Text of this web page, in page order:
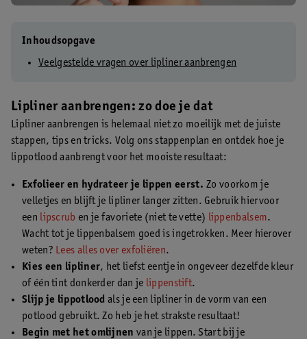
Inhoudsopgave
Veelgestelde vragen over lipliner aanbrengen
Lipliner aanbrengen: zo doe je dat
Lipliner aanbrengen is helemaal niet zo moeilijk met de juiste
stappen, tips en tricks. Volg ons stappenplan en ontdek hoe je
lippotlood aanbrengt voor het mooiste resultaat:
Exfolieer en hydrateer je lippen eerst. Zo voorkom je
velletjes en blijft je lipliner langer zitten. Gebruik hiervoor
een lipscrub en je favoriete (niet te vette) lippenbalsem.
Wacht tot je lippenbalsem goed is ingetrokken. Meer hierover
weten? Lees alles over exfoliëren.
Kies een lipliner, het liefst eentje in ongeveer dezelfde kleur
of één tint donkerder dan je lippenstift.
Slijp je lippotlood als je een lipliner in de vorm van een
potlood gebruikt. Zo heb je het strakste resultaat!
Begin met het omlijnen van je lippen. Start bij je